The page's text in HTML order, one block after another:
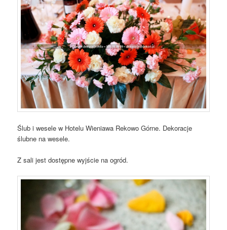
Ślub i wesele w Hotelu Wieniawa Rekowo Górne. Dekoracje
ślubne na wesele.
Z sali jest dostępne wyjście na ogród.